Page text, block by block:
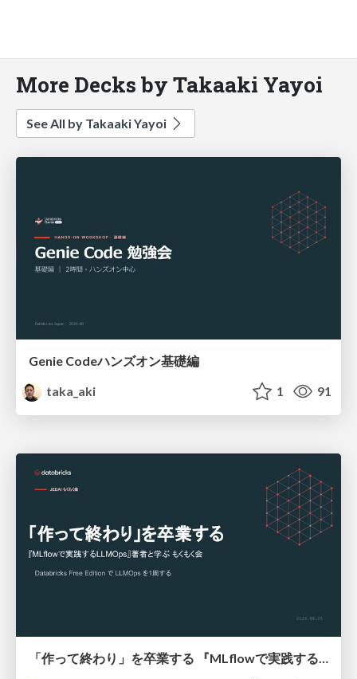
More Decks by Takaaki Yayoi
See All by Takaaki Yayoi
Genie Codeハンズオン基礎編
taka_aki
1 91